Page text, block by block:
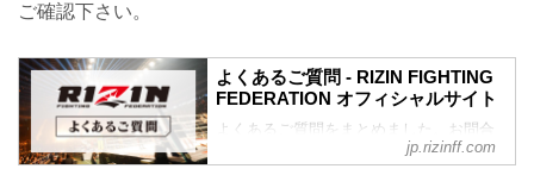
ご確認下さい。
よくあるご質問 - RIZIN FIGHTING
FEDERATION オフィシャルサイト
よくあるご質問をまとめました。お問合
わせの前に、一度ご確認下さい。jp.rizinff.com